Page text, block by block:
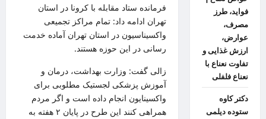
فرمانده ستاد مقابله با کرونا در استان
تهران ادامه داد: تمام مراکز تجمیعی
واکسیناسیون در استان تهران آماده خدمت
رسانی در این حوزه هستند.
زالی گفت: وزارت بهداشت، درمان و
آموزش پزشکی لجستیک مطلوبی برای
واکسینایون انجام داده است و اگر مردم
همراهی کنند این طرح در پایان ۲ هفته به
فواید، طرز
مصرف،
عوارض،
ارزش غذایی و
تفاوت نعناع با
نعناع فلفلی
دکتر کاوه
ستوده دیلمی